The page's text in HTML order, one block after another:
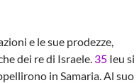
e le sue prodezze,
dei re di Israele. 35 Ieu si
in Samaria. Al suo